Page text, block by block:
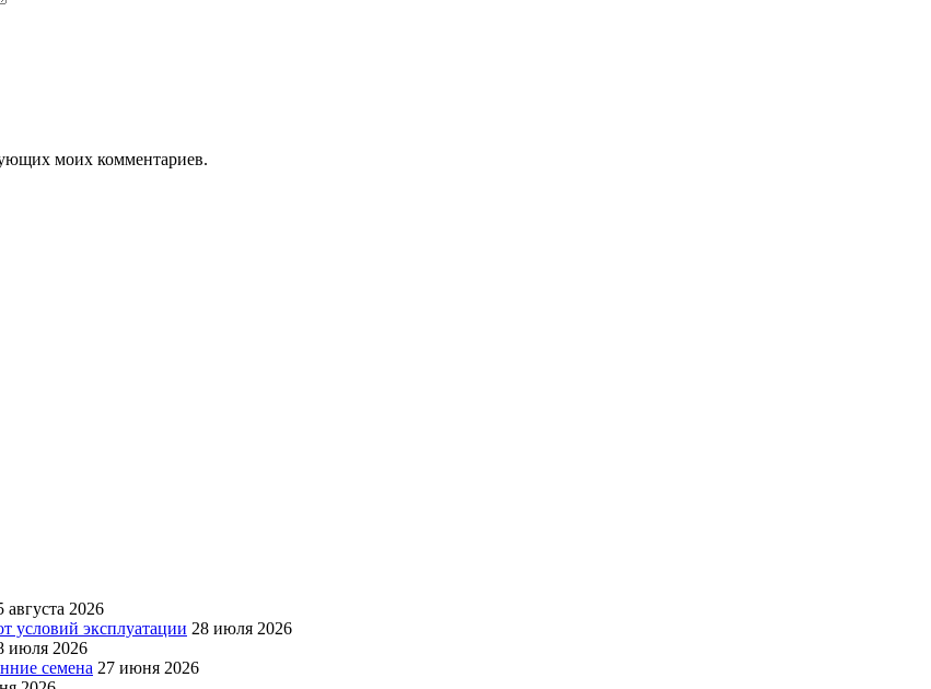
моих комментариев.
августа 2026
условий эксплуатации 28 июля 2026
июля 2026
семена 27 июня 2026